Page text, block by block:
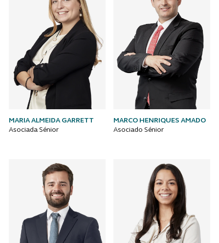
MARIA ALMEIDA GARRETT
Asociada Sénior
MARCO HENRIQUES AMADO
Asociado Sénior